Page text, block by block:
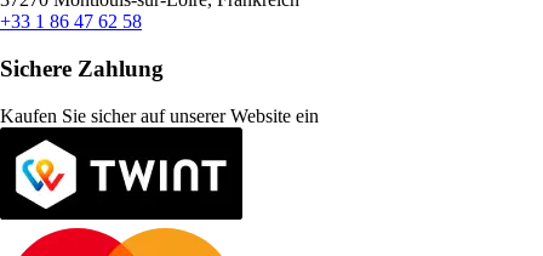
+33 1 86 47 62 58
Sichere Zahlung
Kaufen Sie sicher auf unserer Website ein